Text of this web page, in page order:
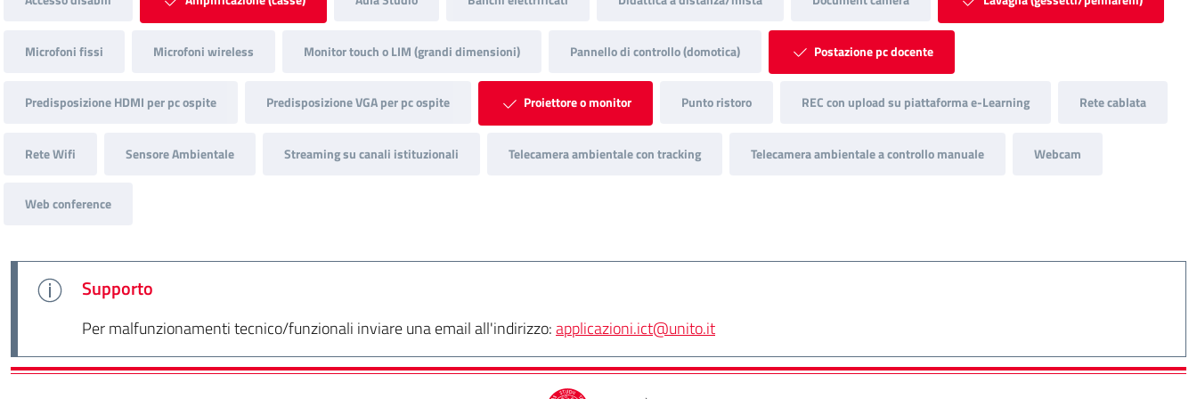
Microfoni fissi Microfoni wireless Monitor touch o LIM (grandi dimensioni) Pannello di controllo (domotica) Postazione pc docente
Predisposizione HDMI per pc ospite Predisposizione VGA per pc ospite Proiettore o monitor Punto ristoro REC con upload su piattaforma e-Learning Rete cablata
Rete Wifi Sensore Ambientale Streaming su canali istituzionali Telecamera ambientale con tracking Telecamera ambientale a controllo manuale Webcam
Web conference
Supporto
Per malfunzionamenti tecnico/funzionali inviare una email all'indirizzo:applicazioni.ict@unito.it